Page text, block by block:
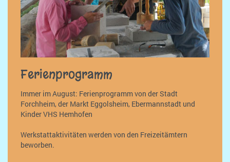
Ferienprogramm
Immer im August: Ferienprogramm von der Stadt
Forchheim, der Markt Eggolsheim, Ebermannstadt und
Kinder VHS Hemhofen
Werkstattaktivitäten werden von den Freizeitämtern
beworben.